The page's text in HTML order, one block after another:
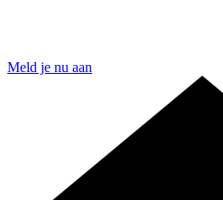
Meld je nu aan